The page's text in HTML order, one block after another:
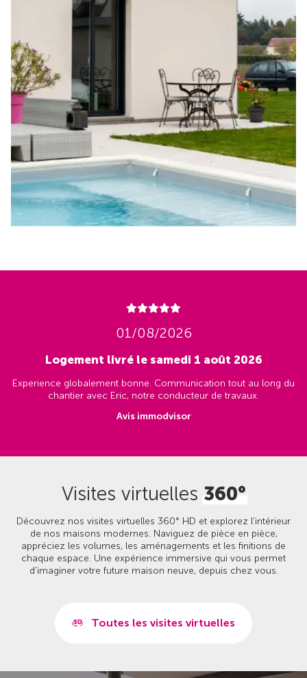
01/08/2026
Logement livré le samedi 1 août 2026
Experience globalement bonne. Communication tout au long du
chantier avec Eric, notre conducteur de travaux.
Avis immodvisor
Visites virtuelles 360°
Découvrez nos visites virtuelles 360° HD et explorez l’intérieur
de nos maisons modernes. Naviguez de pièce en pièce,
appréciez les volumes, les aménagements et les finitions de
chaque espace. Une expérience immersive qui vous permet
d’imaginer votre future maison neuve, depuis chez vous.
Toutes les visites virtuelles